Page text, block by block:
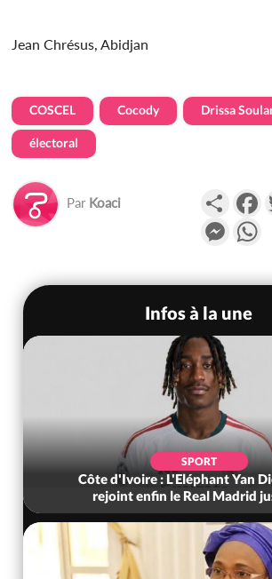
Jean Chrésus, Abidjan
COSCEL Cocody Drissa
électoral
Par Koaci
Infos à la une
SPORT
Côte d'Ivoire : L'Eléphant Yan
rejoint enfin le Real Madrid